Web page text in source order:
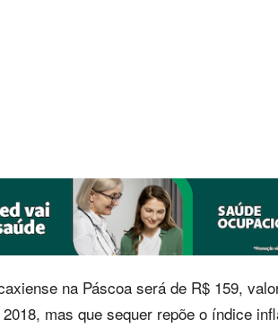
na Páscoa será de R$ 159,
mas que sequer repõe o índice